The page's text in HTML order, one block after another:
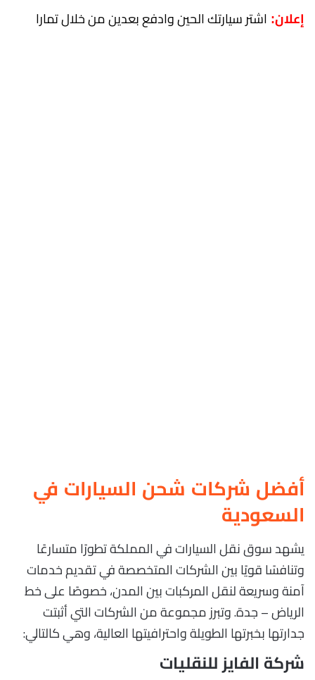
إعلان: اشتر سيارتك الحين وادفع بعدين من خلال تمارا
أفضل شركات شحن السيارات في
السعودية
يشهد سوق نقل السيارات في المملكة تطورًا متسارعًا
وتنافسًا قويًا بين الشركات المتخصصة في تقديم خدمات
آمنة وسريعة لنقل المركبات بين المدن، خصوصًا على خط
الرياض – جدة. وتبرز مجموعة من الشركات التي أثبتت
جدارتها بخبرتها الطويلة واحترافيتها العالية، وهي كالتالي:
شركة الفايز للنقليات